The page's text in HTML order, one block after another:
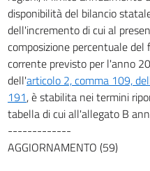
disponibilità del bilancio
dell'incremento di cui al
composizione percentuale
corrente previsto per l'anno
dell'articolo 2, comma 109,
191, è stabilita nei termini
tabella di cui all'allegato B
-------------
AGGIORNAMENTO (59)